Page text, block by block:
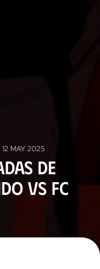
12 MAY 2025
de
vs FC